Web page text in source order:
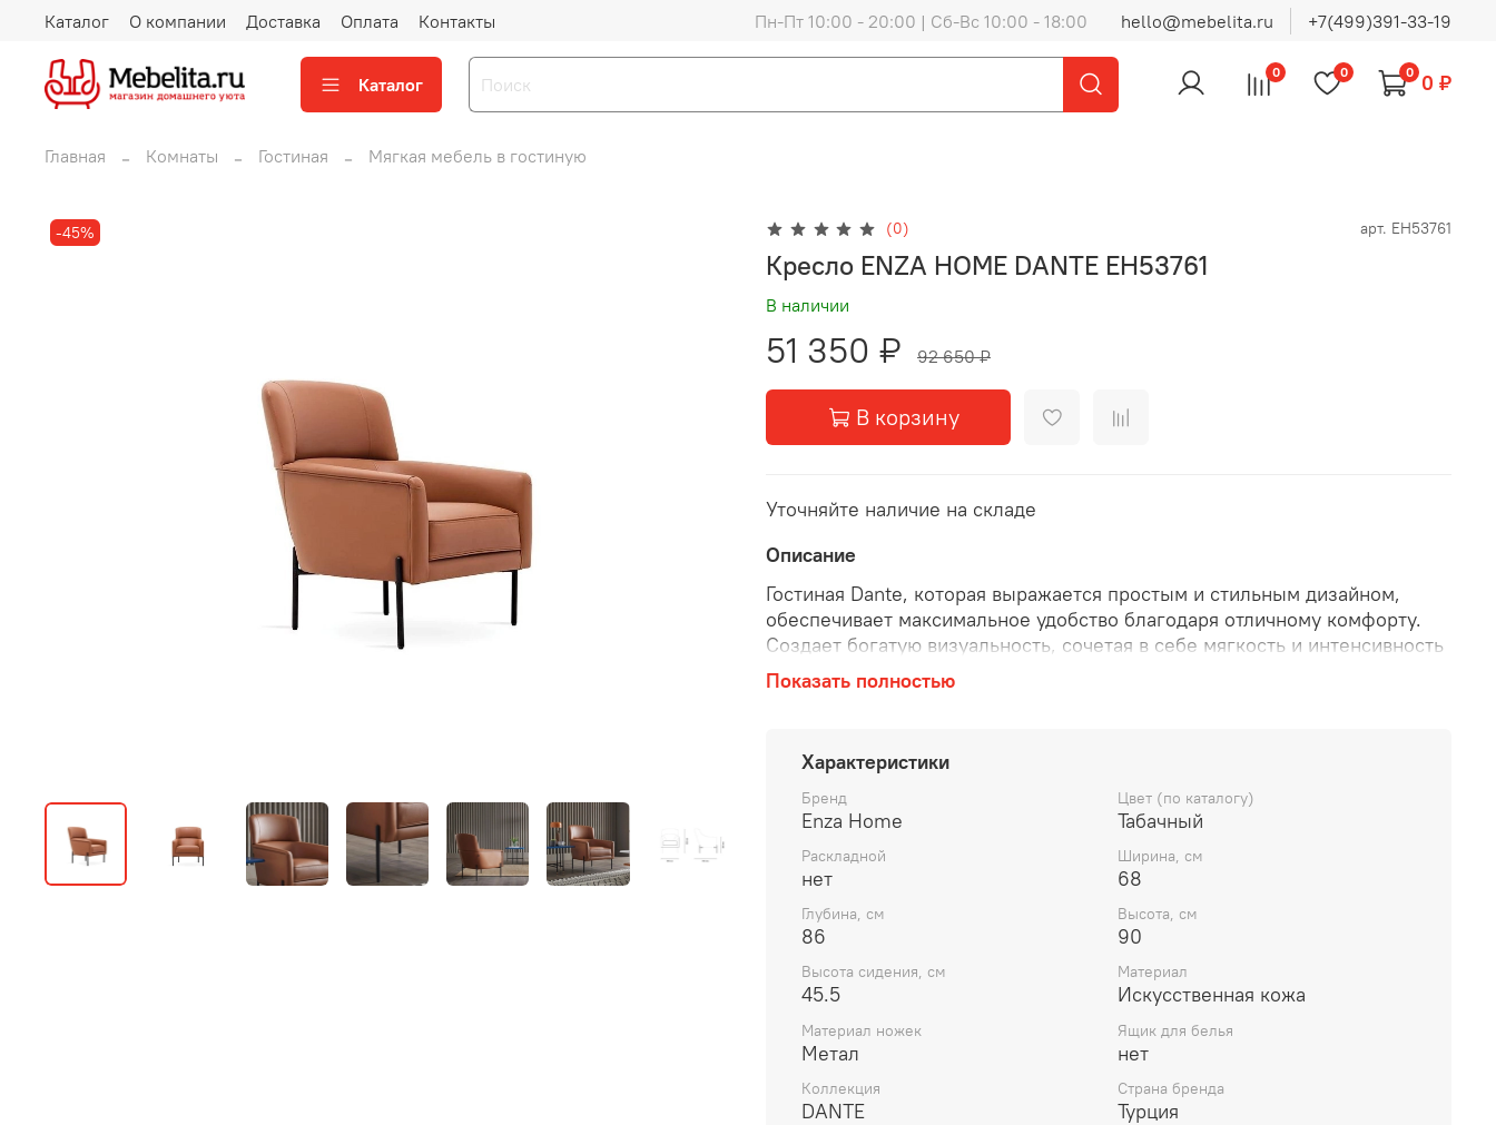
Каталог О компании Доставка Оплата Контакты Пн-Пт 10:00 - 20:00 | Сб-Вс 10:00 - 18:00 hello@mebelita.ru +7(499)391-33-19
Каталог
0 0 0 0 ₽
Главная Комнаты Гостиная Мягкая мебель в гостиную
-45% (0) арт. EH53761
Кресло ENZA HOME DANTE EH53761
В наличии
51 350 ₽ 92 650 ₽
В корзину
Уточняйте наличие на складе
Описание
Гостиная Dante, которая выражается простым и стильным дизайном,
обеспечивает максимальное удобство благодаря отличному комфорту.
Создает богатую визуальность, сочетая в себе мягкость и интенсивность
опыта использования, которое обеспечивается технологией
многослойного поролона с альтернативами ткани из льна и бархата.
привносит в дизайн модулем кресла с фиксированными ножками.
Гостиная Dante предоставляет современную декорацию благодаря своим
современной элегантности и уникальному комфорту.
Показать полностью
Характеристики
Бренд
Enza Home
Цвет (по каталогу)
Табачный
Раскладной
нет
Ширина, см
68
Глубина, см
86
Высота, см
90
Высота сидения, см
45.5
Материал
Искусственная кожа
Материал ножек
Метал
Ящик для белья
нет
Коллекция
DANTE
Страна бренда
Турция